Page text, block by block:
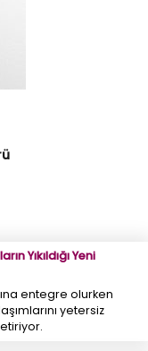
Yıkıldığı Yeni
entegre olurken
yetersiz